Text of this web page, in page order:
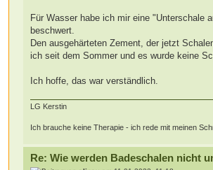
Für Wasser habe ich mir eine "Unterschale
beschwert.
Den ausgehärteten Zement, der jetzt
ich seit dem Sommer und es wurde keine
Ich hoffe, das war verständlich.
LG Kerstin
Ich brauche keine Therapie - ich rede mit meinen
Re: Wie werden Badeschalen nicht